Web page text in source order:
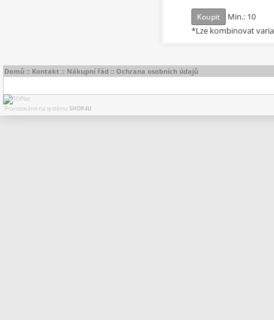
Koupit
Min.: 10
*Lze kombinovat
Domů :: Kontakt :: Nákupní řád :: Ochrana osobních údajů
Provozováno na systému SHOP4U